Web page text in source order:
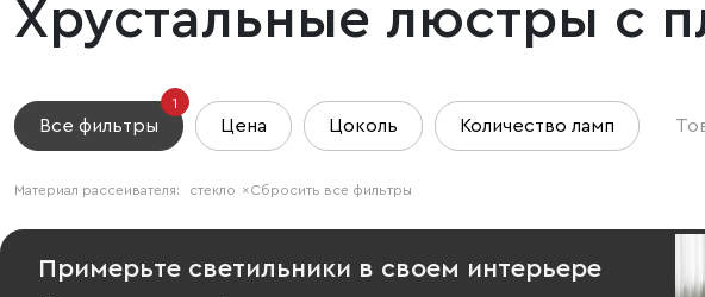
Хрустальные люстры с
Все фильтры
1
Цена Цоколь Количество ламп
Сбросить все фильтры
Материал рассеивателя: стекло ×
Примерьте светильники в своем интерьере